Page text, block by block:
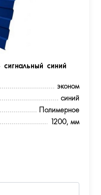
синий
эконом
синий
Полимерное
1200, мм